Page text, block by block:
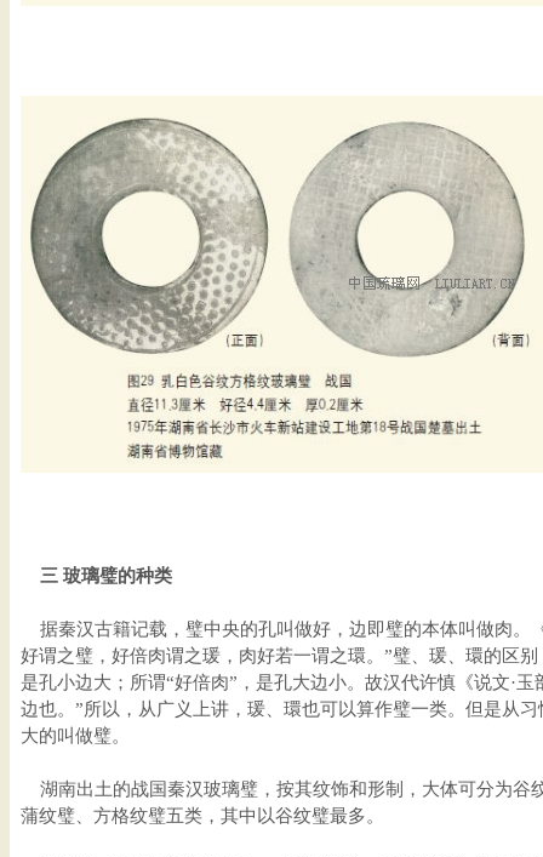
三 玻璃璧的种类
据秦汉古籍记载，璧中央的孔叫做好，边即璧的本体叫做肉。
好谓之璧，好倍肉谓之瑗，肉好若一谓之環。”璧、瑗、環的区
是孔小边大；所谓“好倍肉”，是孔大边小。故汉代许慎《说文·
边也。”所以，从广义上讲，瑗、環也可以算作璧一类。但是从
大的叫做璧。
湖南出土的战国秦汉玻璃璧，按其纹饰和形制，大体可分为谷
蒲纹璧、方格纹璧五类，其中以谷纹璧最多。